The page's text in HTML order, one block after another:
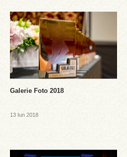
Galerie Foto 2018
13 Iun 2018